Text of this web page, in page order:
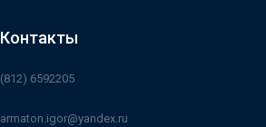
Контакты
(812) 6592205
armaton.igor@yandex.ru